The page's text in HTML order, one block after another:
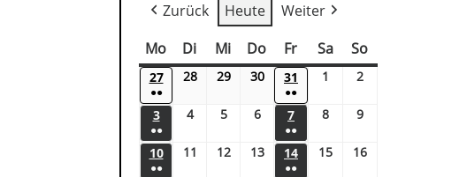
Zurück Heute
Weiter
Mo
Di Mi Do Fr Sa So
27
●●
28 29 30 31
●●
1 2
3
●●
4 5 6 7
●●
8 9
10
●●
11 12 13 14
●●
15 16